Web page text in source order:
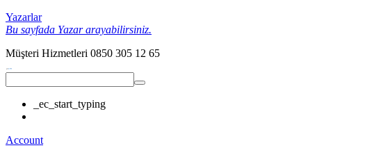
Yazarlar
Bu sayfada Yazar arayabilirsiniz.
Müşteri Hizmetleri 0850 305 12 65
_ec_start_typing
Account